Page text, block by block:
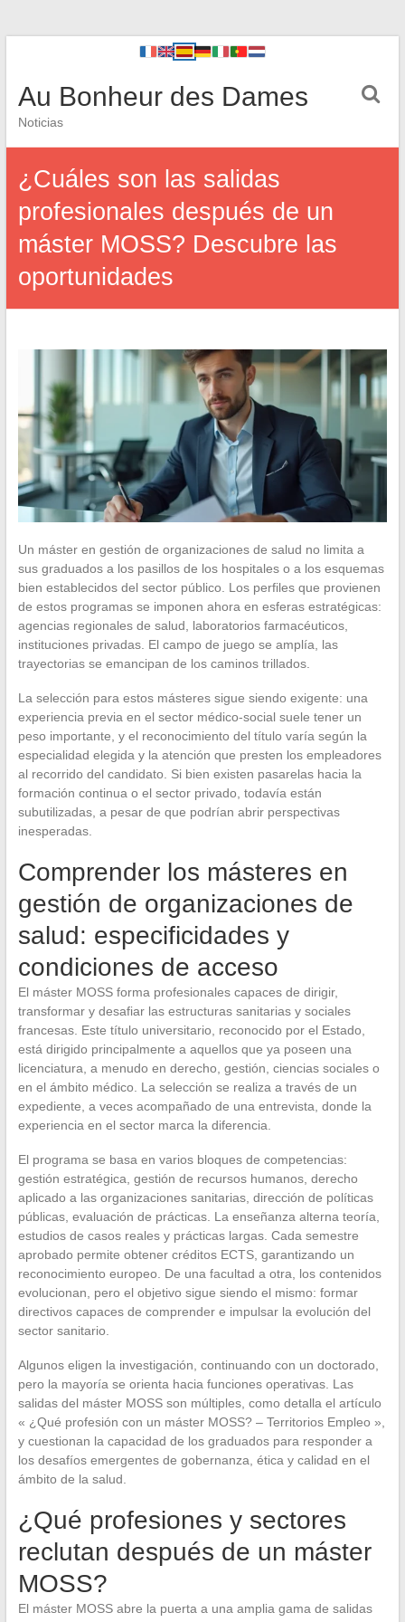
Au Bonheur des Dames
Noticias
¿Cuáles son las salidas
profesionales después de un
máster MOSS? Descubre las
oportunidades
Un máster en gestión de organizaciones de salud no limita a
sus graduados a los pasillos de los hospitales o a los esquemas
bien establecidos del sector público. Los perfiles que provienen
de estos programas se imponen ahora en esferas estratégicas:
agencias regionales de salud, laboratorios farmacéuticos,
instituciones privadas. El campo de juego se amplía, las
trayectorias se emancipan de los caminos trillados.
La selección para estos másteres sigue siendo exigente: una
experiencia previa en el sector médico-social suele tener un
peso importante, y el reconocimiento del título varía según la
especialidad elegida y la atención que presten los empleadores
al recorrido del candidato. Si bien existen pasarelas hacia la
formación continua o el sector privado, todavía están
subutilizadas, a pesar de que podrían abrir perspectivas
inesperadas.
Comprender los másteres en
gestión de organizaciones de
salud: especificidades y
condiciones de acceso
El máster MOSS forma profesionales capaces de dirigir,
transformar y desafiar las estructuras sanitarias y sociales
francesas. Este título universitario, reconocido por el Estado,
está dirigido principalmente a aquellos que ya poseen una
licenciatura, a menudo en derecho, gestión, ciencias sociales o
en el ámbito médico. La selección se realiza a través de un
expediente, a veces acompañado de una entrevista, donde la
experiencia en el sector marca la diferencia.
El programa se basa en varios bloques de competencias:
gestión estratégica, gestión de recursos humanos, derecho
aplicado a las organizaciones sanitarias, dirección de políticas
públicas, evaluación de prácticas. La enseñanza alterna teoría,
estudios de casos reales y prácticas largas. Cada semestre
aprobado permite obtener créditos ECTS, garantizando un
reconocimiento europeo. De una facultad a otra, los contenidos
evolucionan, pero el objetivo sigue siendo el mismo: formar
directivos capaces de comprender e impulsar la evolución del
sector sanitario.
Algunos eligen la investigación, continuando con un doctorado,
pero la mayoría se orienta hacia funciones operativas. Las
salidas del máster MOSS son múltiples, como detalla el artículo
« ¿Qué profesión con un máster MOSS? – Territorios Empleo »,
y cuestionan la capacidad de los graduados para responder a
los desafíos emergentes de gobernanza, ética y calidad en el
ámbito de la salud.
¿Qué profesiones y sectores
reclutan después de un máster
MOSS?
El máster MOSS abre la puerta a una amplia gama de salidas